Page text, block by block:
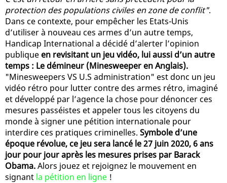
protection des populations civiles en zone de conflit".
Dans ce contexte, pour empêcher les Etats-Unis
d’utiliser à nouveau ces armes d’un autre temps,
Handicap International a décidé d’alerter l’opinion
publique en revisitant un jeu vidéo, lui aussi d’un autre
temps : Le démineur (Minesweeper en Anglais).
"Minesweepers VS U.S administration" est donc un jeu
vidéo rétro pour lutter contre des armes rétro, imaginé
et développé par l’agence la chose pour dénoncer ces
mesures passéistes et appeler tous les citoyens du
monde à signer une pétition internationale pour
interdire ces pratiques criminelles. Symbole d’une
époque révolue, ce jeu sera lancé le 27 juin 2020, 6 ans
jour pour jour après les mesures prises par Barack
Obama.Alors jouez et rejoignez le mouvement en
signant la pétition en ligne !